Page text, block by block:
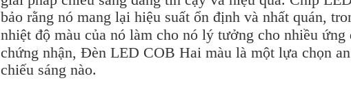
bảo rằng nó mang lại hiệu suất ổn định và nhất quán,
nhiệt độ màu của nó làm cho nó lý tưởng cho nhiều
chứng nhận, Đèn LED COB Hai màu là một lựa chọn
chiếu sáng nào.